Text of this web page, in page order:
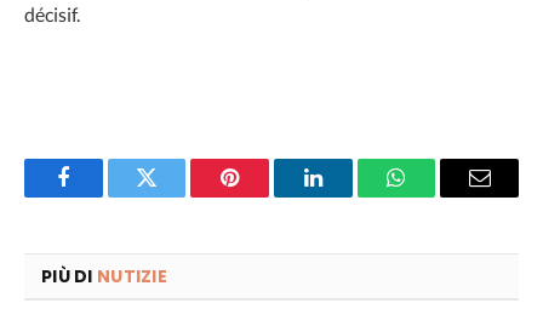
décisif.
FacebookTwitter Pinterest LinkedInWhatsAppEmail
PIÙ DI NUTIZIE